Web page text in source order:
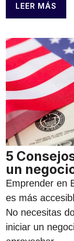
LEER MÁS
5
un
Emprender en
es más
No necesitas
iniciar un